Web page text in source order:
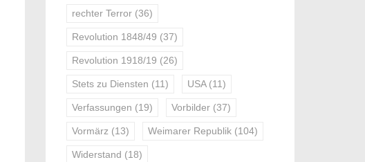
rechter Terror (36)
Revolution 1848/49 (37)
Revolution 1918/19 (26)
Stets zu Diensten (11) USA(11)
Verfassungen (19) Vorbilder (37)
Vormärz (13) Weimarer Republik (104)
Widerstand (18)